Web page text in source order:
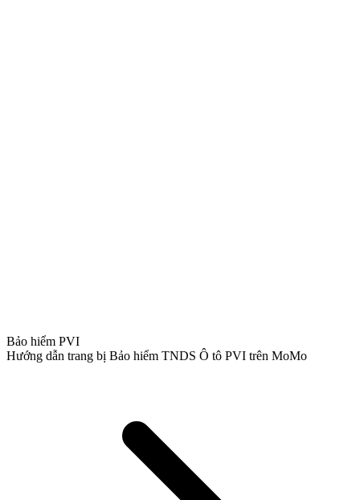
Bảo hiểm PVI
Hướng dẫn trang bị Bảo hiểm TNDS Ô tô PVI trên MoMo